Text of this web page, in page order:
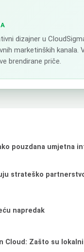
dizajner u
marketinških
brendirane priče.
pouzdana umjetna
strateško
napredak
Cloud: Zašto su